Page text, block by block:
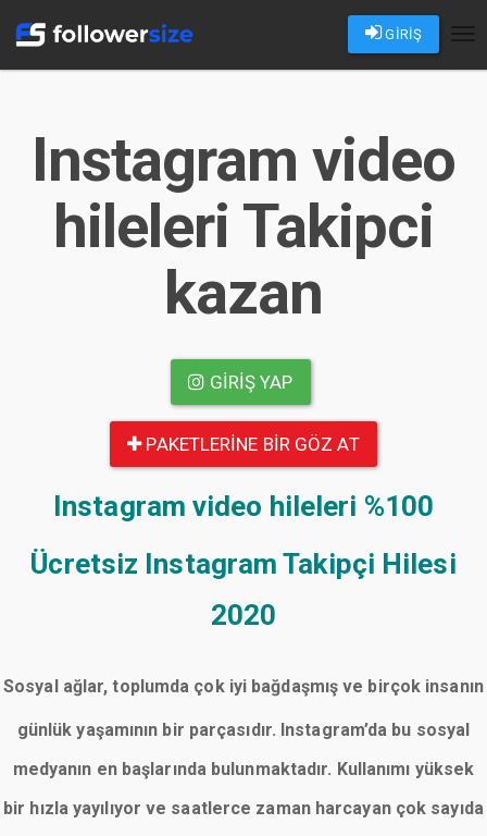
GİRİŞ
Instagram video
hileleri Takipci
kazan
GIRIŞ YAP
PAKETLERINE BIR GÖZ AT
Instagram video hileleri %100
Ücretsiz Instagram Takipçi Hilesi
2020
Sosyal ağlar, toplumda çok iyi bağdaşmış ve birçok insanın
günlük yaşamının bir parçasıdır. Instagram’da bu sosyal
medyanın en başlarında bulunmaktadır. Kullanımı yüksek
bir hızla yayılıyor ve saatlerce zaman harcayan çok sayıda